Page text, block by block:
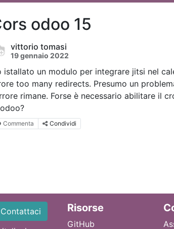
odoo 15
vittorio tomasi
19 gennaio 2022
istallato un modulo per integrare jitsi nel
too many redirects. Presumo un
rimane. Forse è necessario abilitare il
Commenta Condividi
Contattaci
Risorse
GitHub